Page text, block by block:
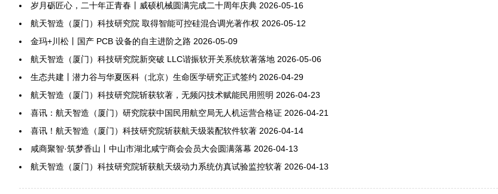
岁月砺匠心，二十年正青春丨威硕机械圆满完成二十周年庆典 2026-05-16
航天智造（厦门）科技研究院 取得智能可控硅混合调光著作权 2026-05-12
金玛+川松丨国产 PCB 设备的自主进阶之路 2026-05-09
航天智造（厦门）科技研究院新突破 LLC谐振软开关系统软著落地 2026-05-06
生态共建丨潜力谷与华夏医科（北京）生命医学研究正式签约 2026-04-29
航天智造（厦门）科技研究院斩获软著，无频闪技术赋能民用照明 2026-04-23
喜讯：航天智造（厦门）研究院获中国民用航空局无人机运营合格证 2026-04-21
喜讯！航天智造（厦门）科技研究院斩获航天级装配软件软著 2026-04-14
咸商聚智·筑梦香山丨中山市湖北咸宁商会会员大会圆满落幕 2026-04-13
航天智造（厦门）科技研究院斩获航天级动力系统仿真试验监控软著 2026-04-13